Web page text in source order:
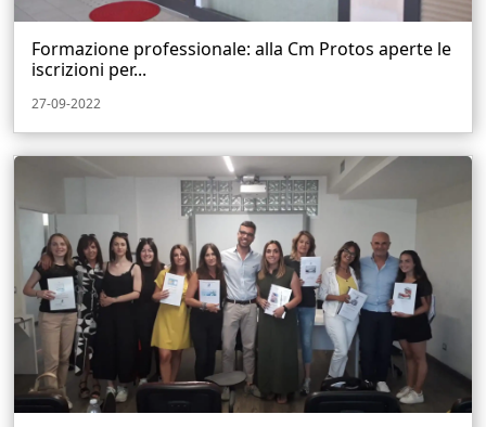
Formazione professionale: alla Cm Protos aperte le
iscrizioni per...
27-09-2022